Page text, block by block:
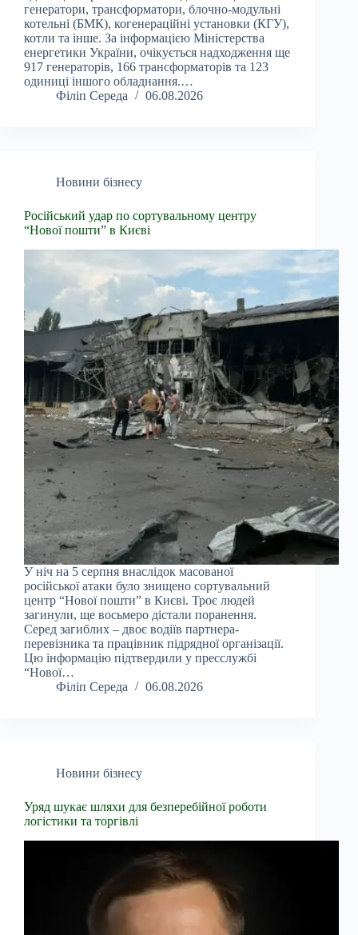
генератори, трансформатори, блочно-модульні
котельні (БМК), когенераційні установки (КГУ),
котли та інше. За інформацією Міністерства
енергетики України, очікується надходження ще
917 генераторів, 166 трансформаторів та 123
одиниці іншого обладнання.…
Філіп Середа
06.08.2026
Новини бізнесу
Російський удар по сортувальному центру
“Нової пошти” в Києві
У ніч на 5 серпня внаслідок масованої
російської атаки було знищено сортувальний
центр “Нової пошти” в Києві. Троє людей
загинули, ще восьмеро дістали поранення.
Серед загиблих – двоє водіїв партнера-
перевізника та працівник підрядної організації.
Цю інформацію підтвердили у пресслужбі
“Нової…
Філіп Середа
06.08.2026
Новини бізнесу
Уряд шукає шляхи для безперебійної роботи
логістики та торгівлі